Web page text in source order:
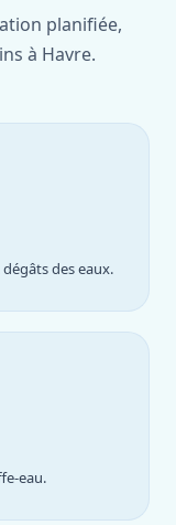
planifiée,
à Havre.
des eaux.
eau.